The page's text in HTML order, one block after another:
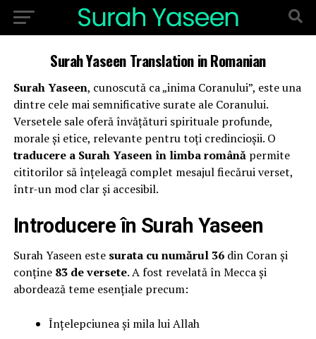
Surah Yaseen Translation in Romanian
Surah Yaseen, cunoscută ca „inima Coranului”, este una
dintre cele mai semnificative surate ale Coranului.
Versetele sale oferă învățături spirituale profunde,
morale și etice, relevante pentru toți credincioșii. O
traducere a Surah Yaseen în limba românăpermite
cititorilor să înțeleagă complet mesajul fiecărui verset,
într-un mod clar și accesibil.
Introducere în Surah Yaseen
Surah Yaseen este surata cu numărul 36din Coran și
conține 83 de versete. A fost revelată în Mecca și
abordează teme esențiale precum:
Înțelepciunea și mila lui Allah